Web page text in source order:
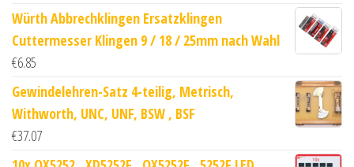
Würth Abbrechklingen Ersatzklingen
Cuttermesser Klingen 9 / 18 / 25mm nach Wahl
€6.85
Gewindelehren-Satz 4-teilig, Metrisch,
Withworth, UNC, UNF, BSW , BSF
€37.07